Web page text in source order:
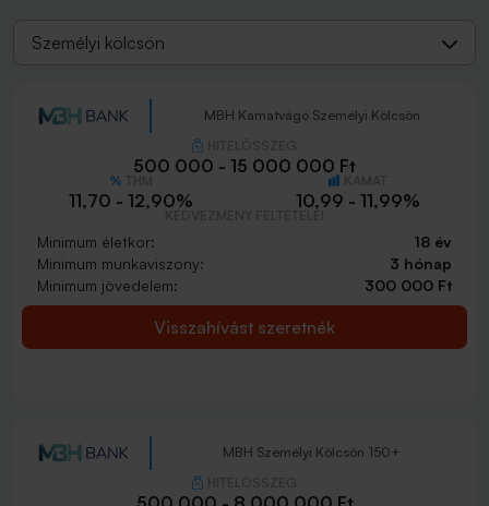
Személyi kölcsön
MBH Kamatvágó Személyi Kölcsön
500 000 - 15 000 000 Ft
11,70 - 12,90% 10,99 - 11,99%
Minimum életkor:
18 év
Minimum munkaviszony:
3 hónap
Minimum jövedelem:
300 000 Ft
Visszahívást szeretnék
MBH Személyi Kölcsön 150+